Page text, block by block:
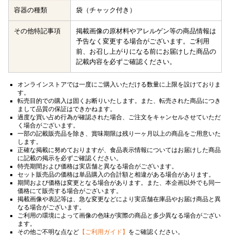
容器の種類 袋（チャック付き）
その他特記事項
掲載画像の原材料やアレルゲン等の商品情報は
予告なく変更する場合がございます。ご利用
前、お召し上がりになる前にお届けした商品の
記載内容を必ずご確認ください。
オンラインストアでは一度にご購入いただける数量に上限を設けておりま
す。
転売目的での購入は固くお断りいたします。また、転売された商品につき
まして品質の保証はできかねます。
過度な買い占め行為が確認された場合、ご注文をキャンセルさせていただ
く場合がございます。
一部の記載販売品を除き、賞味期限は残り一ヶ月以上の商品をご用意いた
します。
正確な掲載に努めておりますが、食品表示情報についてはお届けした商品
に記載の掲示を必ずご確認ください。
特売期間および価格は実店舗と異なる場合がございます。
セット販売品の価格は単品購入の合計額と相違がある場合があります。
期間および価格は変更となる場合があります。また、本企画以外でも同一
価格にて販売する場合がございます。
掲載画像や表記等は、急な変更などにより実店舗在庫品やお届け商品と異
なる場合がございます。
ご利用の環境によって画像の色味が実際の商品と多少異なる場合がござい
ます。
その他ご不明な点など 【ご利用ガイド】 をご確認ください。